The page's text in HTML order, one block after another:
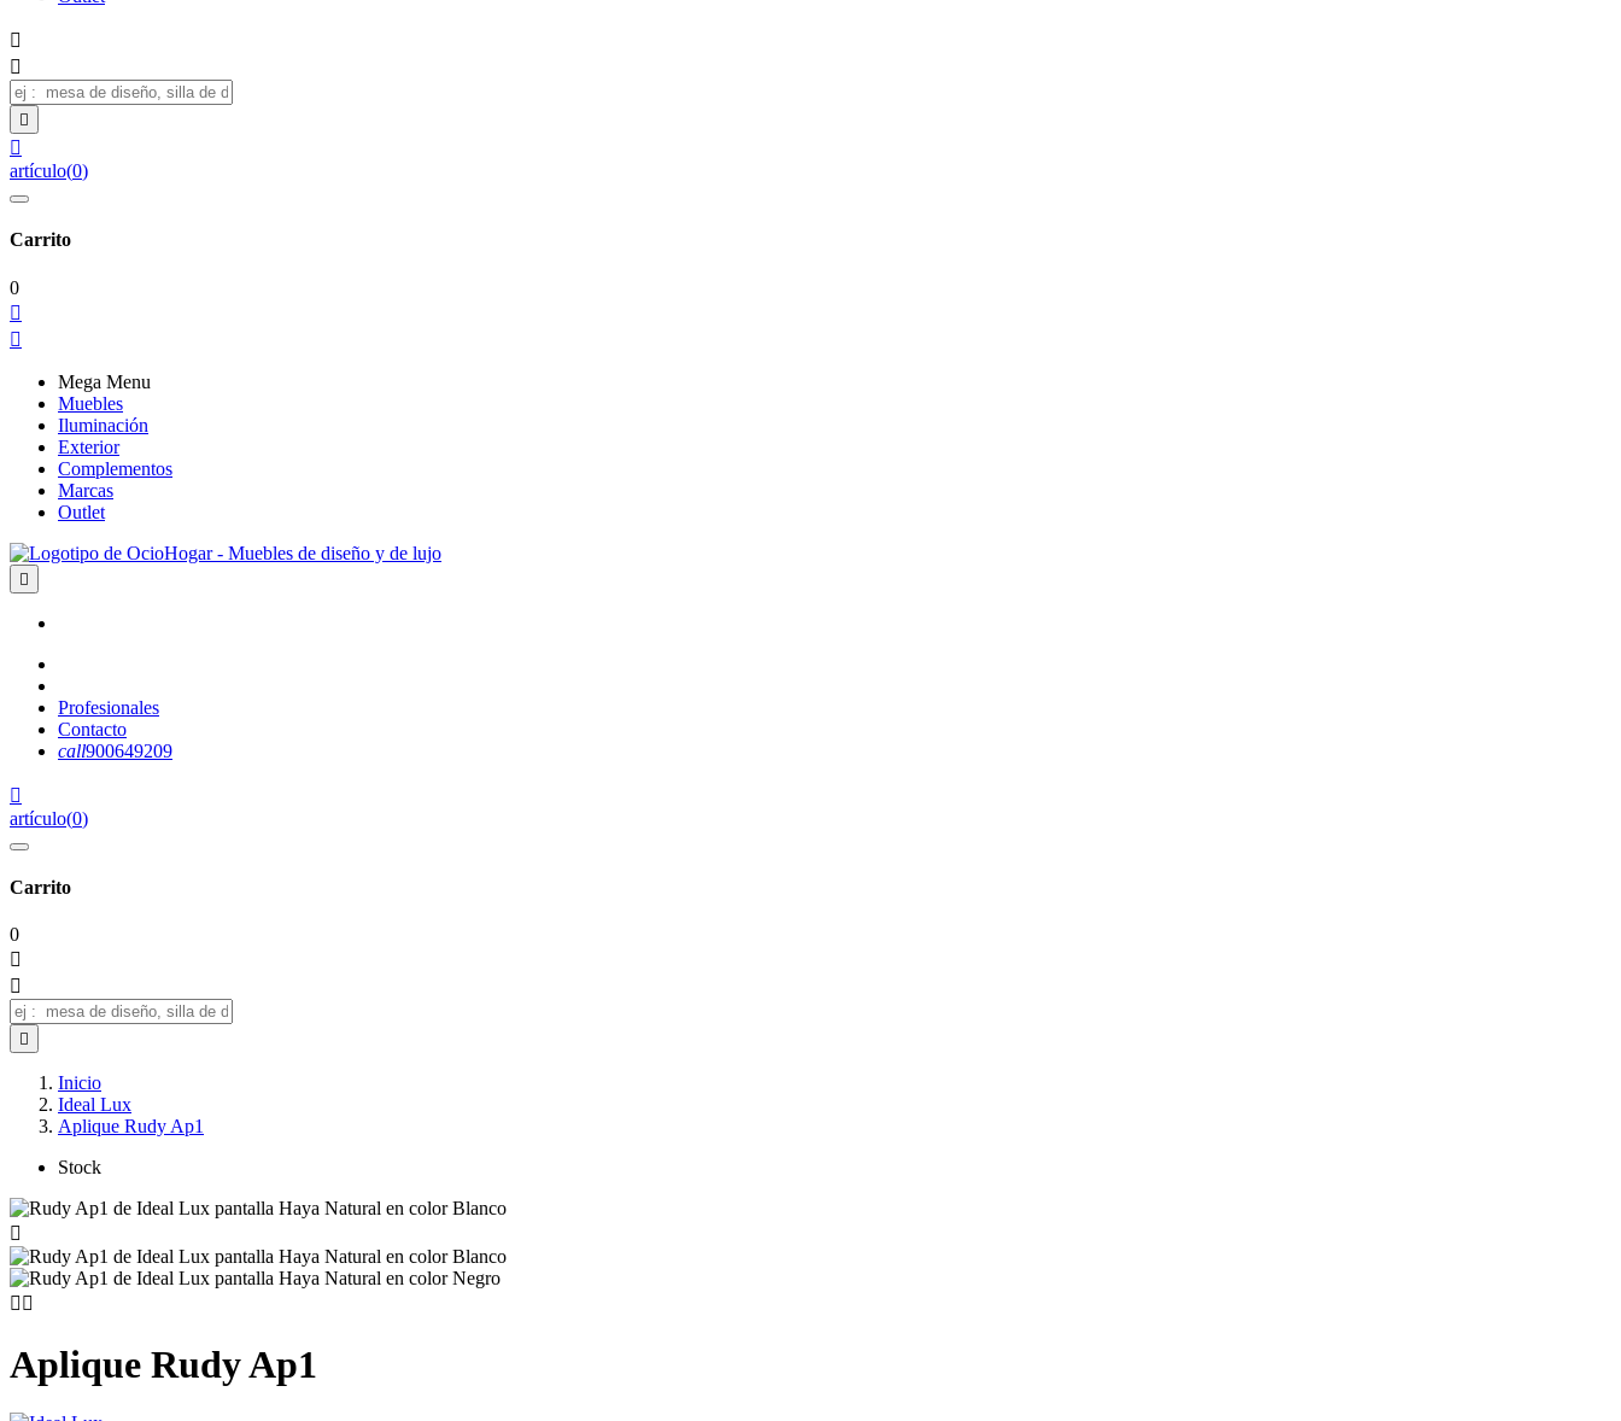




artículo(0)
Carrito
0


Mega Menu
Muebles
Iluminación
Exterior
Complementos
Marcas
Outlet

Profesionales
Contacto
call900649209

artículo(0)
Carrito
0



Inicio
Ideal Lux
Aplique Rudy Ap1
Stock

 
Aplique Rudy Ap1